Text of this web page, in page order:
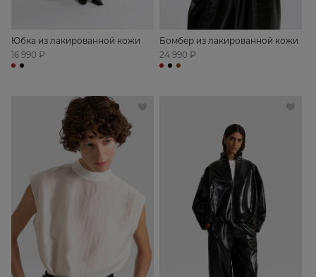
Юбка из лакированной кожи
16 990 ₽
Бомбер из лакированной кожи
24 990 ₽